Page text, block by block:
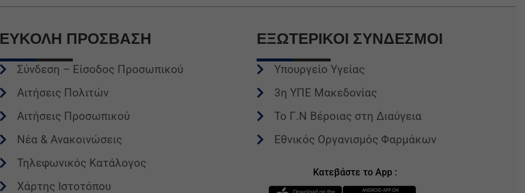
ΕΥΚΟΛΗ ΠΡΟΣΒΑΣΗ
Σύνδεση – Είσοδος Προσωπικού
Αιτήσεις Πολιτών
Αιτήσεις Προσωπικού
Νέα & Ανακοινώσεις
Τηλεφωνικός Κατάλογος
Χάρτης Ιστοτόπου
ΕΞΩΤΕΡΙΚΟΙ ΣΥΝΔΕΣΜΟΙ
Υπουργείο Υγείας
3η ΥΠΕ Μακεδονίας
Το Γ.Ν Βέροιας στη Διαύγεια
Εθνικός Οργανισμός Φαρμάκων
Κατεβάστε το App :